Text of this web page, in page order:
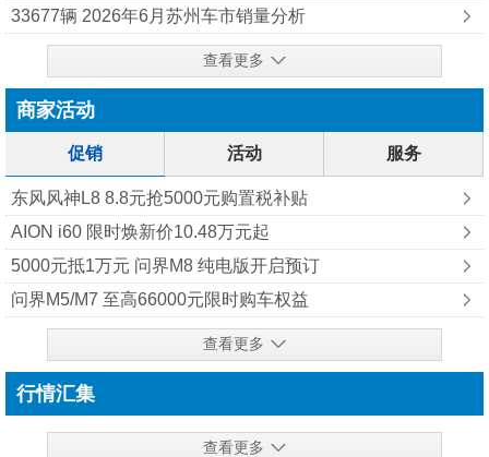
33677辆 2026年6月苏州车市销量分析
查看更多
商家活动
促销 活动 服务
东风风神L8 8.8元抢5000元购置税补贴
AION i60 限时焕新价10.48万元起
5000元抵1万元 问界M8 纯‮版电‬开启预订
问界M5/M7 至高66000元限时购车权益
查看更多
行情汇集
查看更多